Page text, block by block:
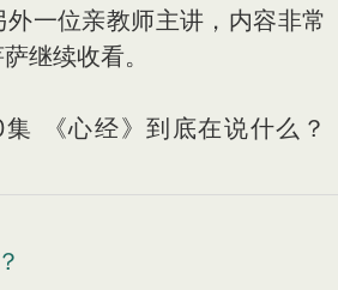
一位亲教师主讲，内容非常
继续收看。
集 《心经》到底在说什么？